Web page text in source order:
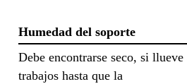
Humedad del soporte
Debe encontrarse seco, si llueve
trabajos hasta que la